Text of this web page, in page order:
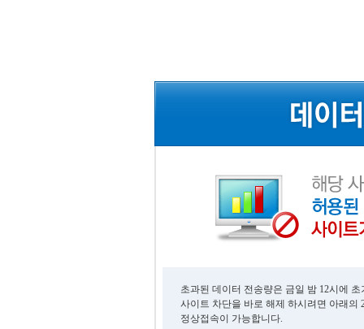
초과된 데이터 전송량은 금일 밤 12시에
사이트 차단을 바로 해제 하시려면 아래의
정상접속이 가능합니다.